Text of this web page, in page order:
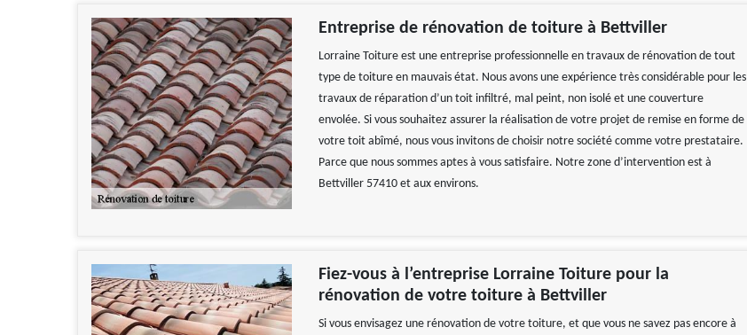
Entreprise de rénovation de toiture à Bettviller
Lorraine Toiture est une entreprise professionnelle en travaux de rénovation de tout
type de toiture en mauvais état. Nous avons une expérience très considérable pour les
travaux de réparation d’un toit infiltré, mal peint, non isolé et une couverture
envolée. Si vous souhaitez assurer la réalisation de votre projet de remise en forme de
votre toit abîmé, nous vous invitons de choisir notre société comme votre prestataire.
Parce que nous sommes aptes à vous satisfaire. Notre zone d’intervention est à
Bettviller 57410 et aux environs.
Fiez-vous à l’entreprise Lorraine Toiture pour la
rénovation de votre toiture à Bettviller
Si vous envisagez une rénovation de votre toiture, et que vous ne savez pas encore à